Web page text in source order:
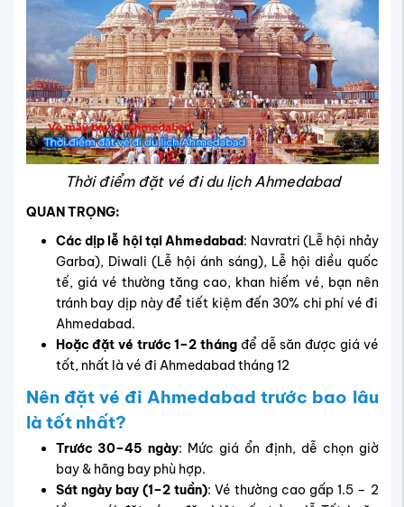
Thời điểm đặt vé đi du lịch Ahmedabad
QUAN TRỌNG:
Các dịp lễ hội tại Ahmedabad: Navratri (Lễ hội nhảy
Garba), Diwali (Lễ hội ánh sáng), Lễ hội diều quốc
tế, giá vé thường tăng cao, khan hiếm vé, bạn nên
tránh bay dịp này để tiết kiệm đến 30% chi phí vé đi
Ahmedabad.
Hoặc đặt vé trước 1–2 tháng để dễ săn được giá vé
tốt, nhất là vé đi Ahmedabad tháng 12
Nên đặt vé đi Ahmedabad trước bao lâu
là tốt nhất?
Trước 30–45 ngày: Mức giá ổn định, dễ chọn giờ
bay & hãng bay phù hợp.
Sát ngày bay (1–2 tuần): Vé thường cao gấp 1.5 – 2